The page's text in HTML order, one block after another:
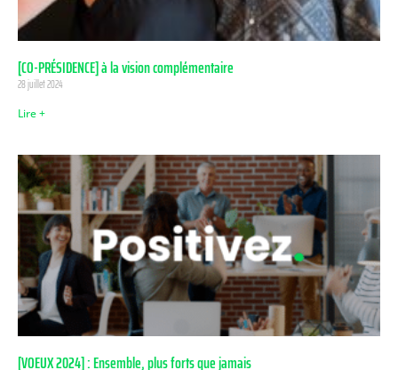
[CO-PRÉSIDENCE] à la vision complémentaire
28 juillet 2024
Lire +
[VOEUX 2024] : Ensemble, plus forts que jamais